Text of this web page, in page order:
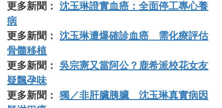
更多新聞：沈玉琳證實血癌：全面停工專心養
病
更多新聞：沈玉琳遭爆確診血癌 需化療評估
骨髓移植
更多新聞：吳宗憲又當阿公？鹿希派校花女友
疑飄孕味
更多新聞：獨／非肝臟胰臟 沈玉琳真實病因